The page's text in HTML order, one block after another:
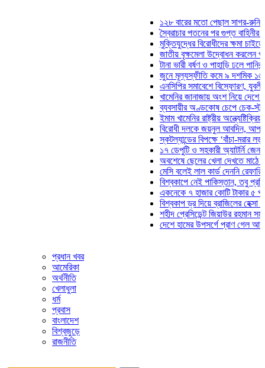
১২৮ বারের মতো পেছাল সাগর-রুনি
স্বৈরাচার পতনের পর গুপ্ত বাহিনীর
মুক্তিযুদ্ধের বিরোধীদের ক্ষমা চাইতে
জাতীয় বৃক্ষমেলা উদ্বোধন করলেন
টানা ভারী বর্ষণ ও পাহাড়ি ঢলে পানিবন্দি
জুনে মূল্যস্ফীতি কমে ৯ দশমিক ১৬
এনসিপির সমাবেশে বিস্ফোরণ, যুবলীগের
খামেনির জানাজায় অংশ নিয়ে দেশে
ব্যবসায়ীর অণ্ডকোষ চেপে চেক-স্ট্যাম্পে
ইমাম খামেনির রাষ্ট্রীয় অন্ত্যেষ্টিক্রিয়ায়
বিরোধী দলকে জয়নুল আবদিন, আপনারা
স্কটল্যান্ডের বিপক্ষে ‘বাঁচা-মরার
১৭ ডেপুটি ও সহকারী অ্যাটর্নি
অবশেষে ছেলের খেলা দেখতে মাঠে
মেসি বলেই লাল কার্ড দেননি রেফারি!
বিশ্বকাপে নেই পাকিস্তান, তবু প্রতিটি
একনেকে ৭ হাজার কোটি টাকার ৫
বিশ্বকাপ ড্র দিয়ে ব্রাজিলের হেক্সা মিশন
শহীদ প্রেসিডেন্ট জিয়াউর রহমান
দেশে হামের উপসর্গে প্রাণ গেল আরও ৮
প্রধান খবর
আমেরিকা
অর্থনীতি
খেলাধুলা
ধর্ম
প্রবাস
বাংলাদেশ
বিশ্বজুড়ে
রাজনীতি